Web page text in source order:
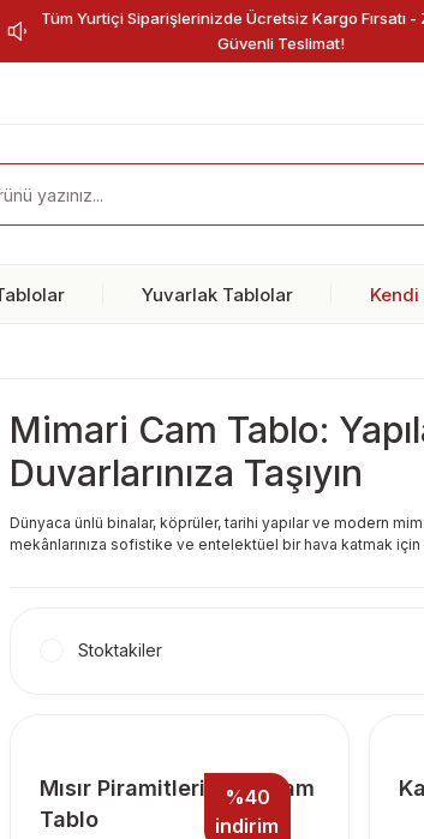
Tüm Yurtiçi Siparişlerinizde Ücretsiz Kargo Fırsatı
Güvenli Teslimat!
Yuvarlak Tablolar
Mimari Cam Tablo:
Duvarlarınıza Taşıyın
Dünyaca ünlü binalar, köprüler, tarihi yapılar ve modern
mekânlarınıza sofistike ve entelektüel bir hava katmak
Stoktakiler
%40
indirim
Mısır Piramitleri Kare Cam
Tablo